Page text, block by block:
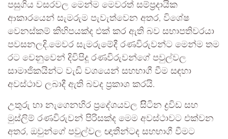
පසුගිය වසරවල මෙන්ම මෙවරත් සම්ප්‍රදායික
ආකාරයෙන් සැමරුම පැවැත්වෙන අතර, විශේෂ
වෙනස්කම් කිහිපයක්ද එක් කර ඇති බව සභාපතිවරයා
පවසනලදි.මෙවර සැමරුමේදී රණවිරුවන්ට මෙන්ම තම
රට වෙනුවෙන් දිවිපිදූ රණවිරුවන්ගේ පවුල්වල
සාමාජිකයින්ට වැඩි වශයෙන් සහභාගී වීම සඳහා
අවස්ථාව ලබාදී ඇති බවද ප්‍රකාශ කරයි.
උතුරු හා නැගෙනහිර ප්‍රදේශයවල සිිටින ද්‍රවිඩ සහ
මුස්ලිම් රණවිරුවන් පිරිසක්ද මෙම අවස්ථාවට එක්වන
අතර, ඔවුන්ගේ පවුල්වල ඥාතීන්ටද සහභාගී වීමට